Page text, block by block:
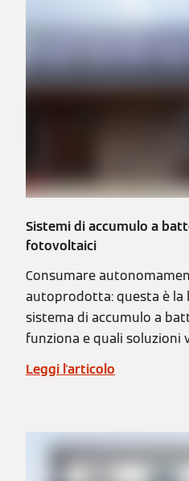
Sistemi di accumulo a
fotovoltaici
Consumare
autoprodotta: questa è la
sistema di accumulo a
funziona e quali soluzioni
Leggi l'articolo